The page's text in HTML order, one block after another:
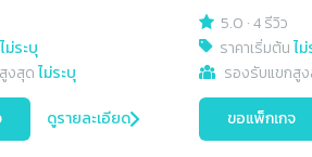
ไม่ระบุ
งสุดไม่ระบุ
ดูรายละเอียด
5.0 ·4 รีวิว
ราคาเริ่มต้นไ
รองรับแขกสู
ขอแพ็กเกจ